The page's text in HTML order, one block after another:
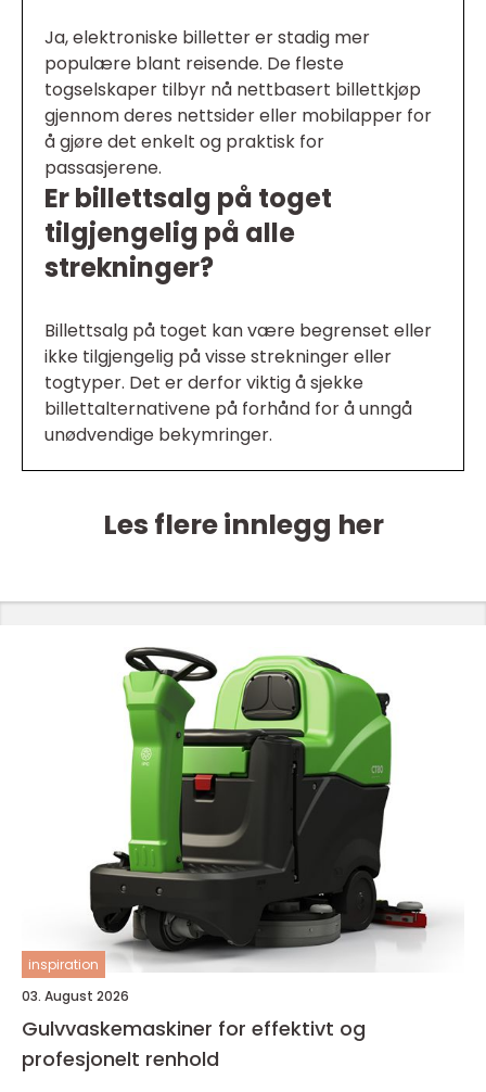
Ja, elektroniske billetter er stadig mer
populære blant reisende. De fleste
togselskaper tilbyr nå nettbasert billettkjøp
gjennom deres nettsider eller mobilapper for
å gjøre det enkelt og praktisk for
passasjerene.
Er billettsalg på toget
tilgjengelig på alle
strekninger?
Billettsalg på toget kan være begrenset eller
ikke tilgjengelig på visse strekninger eller
togtyper. Det er derfor viktig å sjekke
billettalternativene på forhånd for å unngå
unødvendige bekymringer.
Les flere innlegg her
inspiration
03. August 2026
Gulvvaskemaskiner for effektivt og
profesjonelt renhold